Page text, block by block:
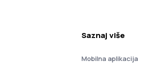
Saznaj više
Mobilna aplikacija